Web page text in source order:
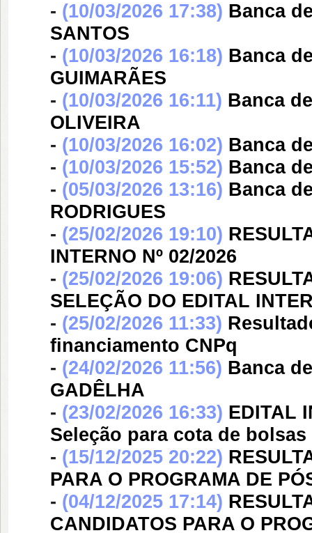
- (10/03/2026 17:38) Banca
SANTOS
- (10/03/2026 16:18) Banca
GUIMARÃES
- (10/03/2026 16:11) Banca
OLIVEIRA
- (10/03/2026 16:02) Banca
- (10/03/2026 15:52) Banca
- (05/03/2026 13:16) Banca
RODRIGUES
- (25/02/2026 19:10)
INTERNO Nº 02/2026
- (25/02/2026 19:06)
SELEÇÃO DO EDITAL
- (25/02/2026 11:33)
financiamento CNPq
- (24/02/2026 11:56) Banca
GADÊLHA
- (23/02/2026 16:33) EDITAL
Seleção para cota de
- (15/12/2025 20:22)
PARA O PROGRAMA DE
- (04/12/2025 17:14)
CANDIDATOS PARA O